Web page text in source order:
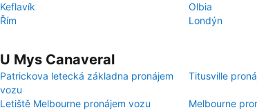
Keflavík
Olbia
Řím
Londýn
U Mys Canaveral
Patrickova letecká základna pronájem
vozu
Titusville
Letiště Melbourne pronájem vozu Melbourne